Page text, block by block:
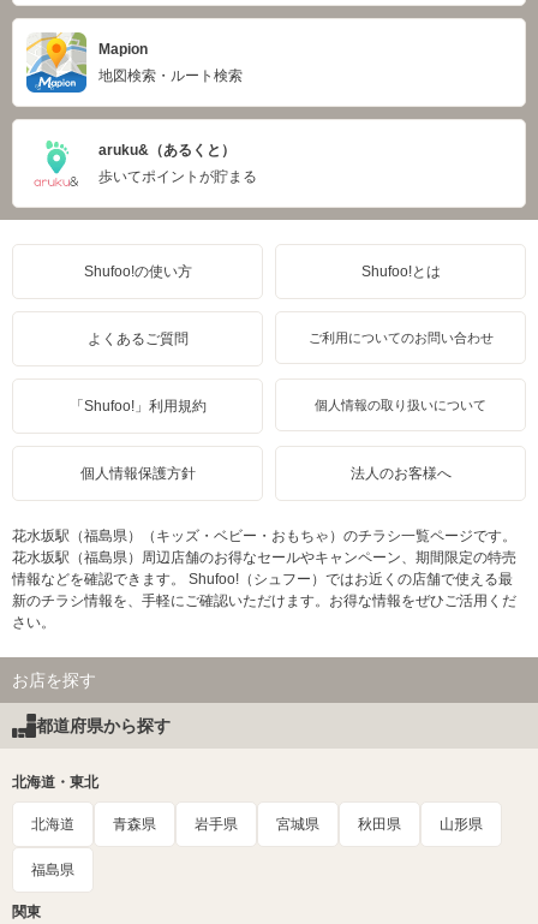
Mapion
地図検索・ルート検索
aruku&（あるくと）
歩いてポイントが貯まる
Shufoo!の使い方 Shufoo!とは
よくあるご質問 ご利用についてのお問い合わせ
「Shufoo!」利用規約 個人情報の取り扱いについて
個人情報保護方針 法人のお客様へ
花水坂駅（福島県）（キッズ・ベビー・おもちゃ）のチラシ一覧ページです。
花水坂駅（福島県）周辺店舗のお得なセールやキャンペーン、期間限定の特売
情報などを確認できます。 Shufoo!（シュフー）ではお近くの店舗で使える最
新のチラシ情報を、手軽にご確認いただけます。お得な情報をぜひご活用くだ
さい。
お店を探す
都道府県から探す
北海道・東北
北海道 青森県 岩手県 宮城県 秋田県 山形県
福島県
関東